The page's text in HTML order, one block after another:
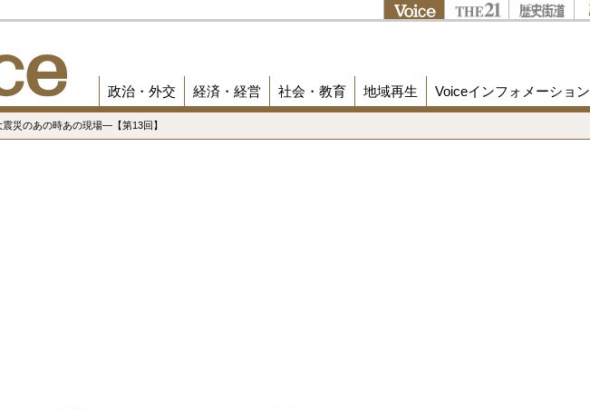
政治・外交 経済・経営 社会・教育 地域再生 Voiceインフォメーション
災のあの時あの現場―【第13回】